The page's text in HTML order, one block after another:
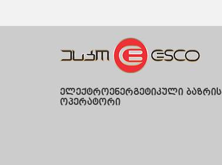
ელექტროენერგეტიკული ბაზრის
ოპერატორი